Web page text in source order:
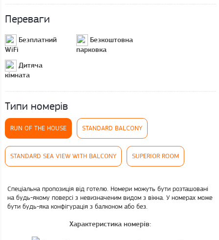
Переваги
Безплатний
WiFi
Безкоштовна
парковка
Дитяча
кімната
Типи номерів
RUN OF THE HOUSE STANDARD BALCONY
STANDARD SEA VIEW WITH BALCONY SUPERIOR ROOM
Спеціальна пропозиція від готелю. Номери можуть бути розташовані
на будь-якому поверсі з невизначеним видом з вікна. У номерах може
бути будь-яка конфігурація з балконом або без.
Характеристика номерів: